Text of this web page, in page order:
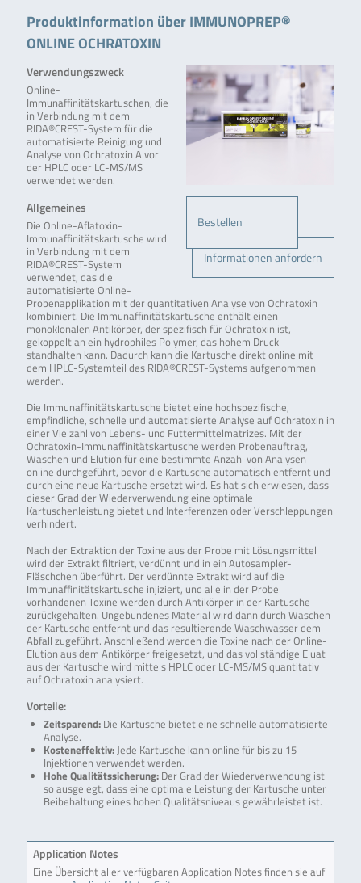
Produktinformation über IMMUNOPREP®
ONLINE OCHRATOXIN
Bestellen
Informationen anfordern
Verwendungszweck
Online-
Immunaffinitätskartuschen, die
in Verbindung mit dem
RIDA®CREST-System für die
automatisierte Reinigung und
Analyse von Ochratoxin A vor
der HPLC oder LC-MS/MS
verwendet werden.
Allgemeines
Die Online-Aflatoxin-
Immunaffinitätskartusche wird
in Verbindung mit dem
RIDA®CREST-System
verwendet, das die
automatisierte Online-
Probenapplikation mit der quantitativen Analyse von Ochratoxin
kombiniert. Die Immunaffinitätskartusche enthält einen
monoklonalen Antikörper, der spezifisch für Ochratoxin ist,
gekoppelt an ein hydrophiles Polymer, das hohem Druck
standhalten kann. Dadurch kann die Kartusche direkt online mit
dem HPLC-Systemteil des RIDA®CREST-Systems aufgenommen
werden.
Die Immunaffinitätskartusche bietet eine hochspezifische,
empfindliche, schnelle und automatisierte Analyse auf Ochratoxin in
einer Vielzahl von Lebens- und Futtermittelmatrizes. Mit der
Ochratoxin-Immunaffinitätskartusche werden Probenauftrag,
Waschen und Elution für eine bestimmte Anzahl von Analysen
online durchgeführt, bevor die Kartusche automatisch entfernt und
durch eine neue Kartusche ersetzt wird. Es hat sich erwiesen, dass
dieser Grad der Wiederverwendung eine optimale
Kartuschenleistung bietet und Interferenzen oder Verschleppungen
verhindert.
Nach der Extraktion der Toxine aus der Probe mit Lösungsmittel
wird der Extrakt filtriert, verdünnt und in ein Autosampler-
Fläschchen überführt. Der verdünnte Extrakt wird auf die
Immunaffinitätskartusche injiziert, und alle in der Probe
vorhandenen Toxine werden durch Antikörper in der Kartusche
zurückgehalten. Ungebundenes Material wird dann durch Waschen
der Kartusche entfernt und das resultierende Waschwasser dem
Abfall zugeführt. Anschließend werden die Toxine nach der Online-
Elution aus dem Antikörper freigesetzt, und das vollständige Eluat
aus der Kartusche wird mittels HPLC oder LC-MS/MS quantitativ
auf Ochratoxin analysiert.
Vorteile:
Zeitsparend:Die Kartusche bietet eine schnelle automatisierte
Analyse.
Kosteneffektiv:Jede Kartusche kann online für bis zu 15
Injektionen verwendet werden.
Hohe Qualitätssicherung:Der Grad der Wiederverwendung ist
so ausgelegt, dass eine optimale Leistung der Kartusche unter
Beibehaltung eines hohen Qualitätsniveaus gewährleistet ist.
Application Notes
Eine Übersicht aller verfügbaren Application Notes finden sie auf